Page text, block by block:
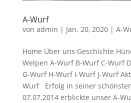
A-Wurf
von admin | Jan. 20, 2020| A-
Home Über uns Geschichte
Welpen A-Wurf B-Wurf C-Wurf
G-Wurf H-Wurf I-Wurf J-Wurf
Wurf Erfolg in seiner
07.07.2014 erblickte unser A-